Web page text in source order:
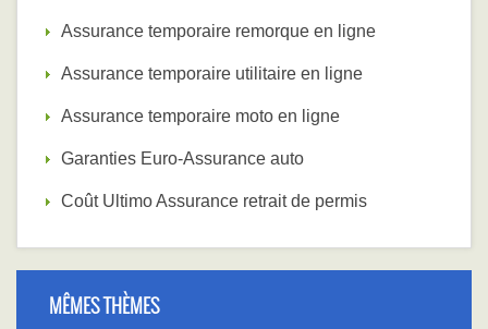
Assurance temporaire remorque en ligne
Assurance temporaire utilitaire en ligne
Assurance temporaire moto en ligne
Garanties Euro-Assurance auto
Coût Ultimo Assurance retrait de permis
MÊMES THÈMES